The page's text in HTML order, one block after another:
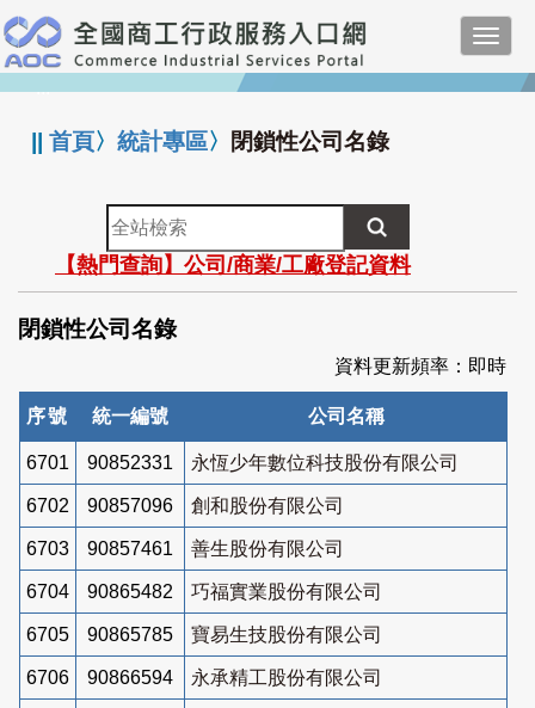
跳
到
主
要
:::
||首頁〉統計專區〉 閉鎖性公司名錄
全
站
檢
索
【熱門查詢】公司/商業/工廠登記資料
閉鎖性公司名錄
資料更新頻率：即時
序號 統一編號 公司名稱
6701 90852331 永恆少年數位科技股份有限公司
6702 90857096 創和股份有限公司
6703 90857461 善生股份有限公司
6704 90865482 巧福實業股份有限公司
6705 90865785 寶易生技股份有限公司
6706 90866594 永承精工股份有限公司